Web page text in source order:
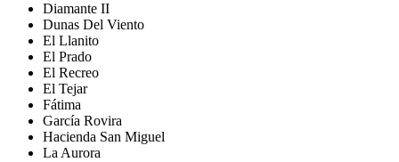
Diamante II
Dunas Del Viento
El Llanito
El Prado
El Recreo
El Tejar
Fátima
García Rovira
Hacienda San Miguel
La Aurora